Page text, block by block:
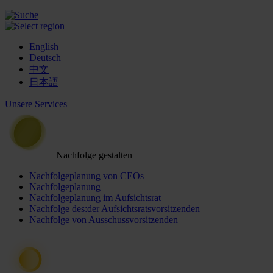
English
Deutsch
中文
日本語
Unsere Services
Nachfolge gestalten
Nachfolgeplanung von CEOs
Nachfolgeplanung
Nachfolgeplanung im Aufsichtsrat
Nachfolge des:der Aufsichtsratsvorsitzenden
Nachfolge von Ausschussvorsitzenden